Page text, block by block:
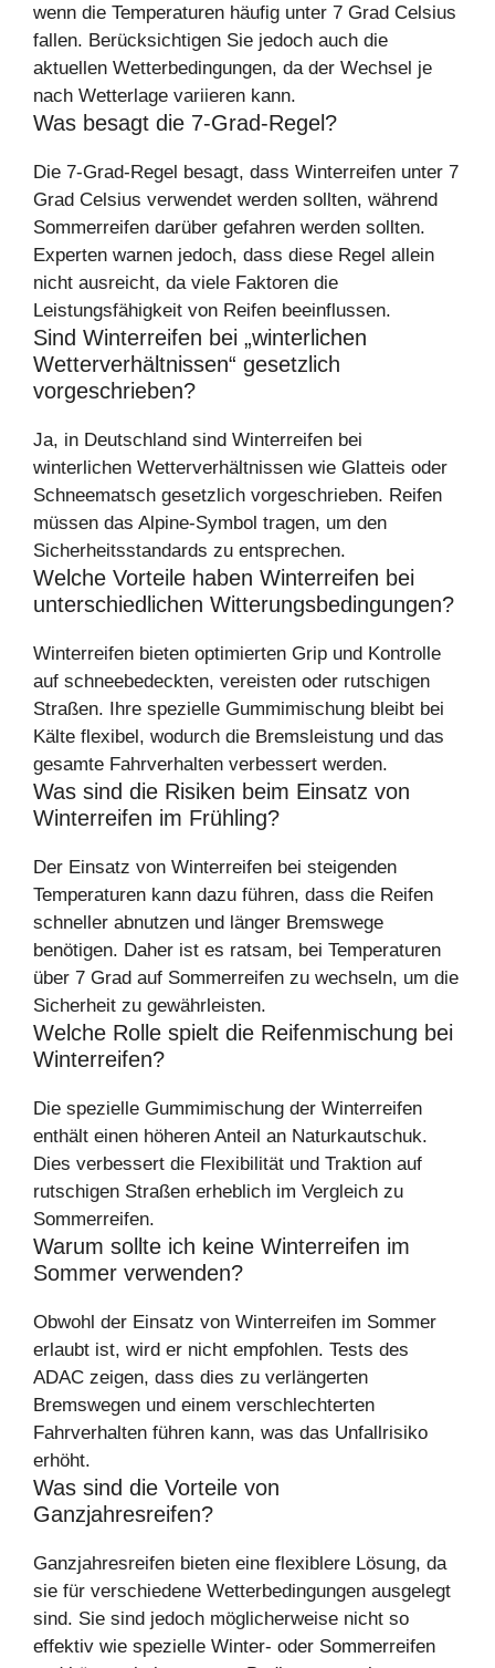
wenn die Temperaturen häufig unter 7 Grad Celsius
fallen. Berücksichtigen Sie jedoch auch die
aktuellen Wetterbedingungen, da der Wechsel je
nach Wetterlage variieren kann.
Was besagt die 7-Grad-Regel?
Die 7-Grad-Regel besagt, dass Winterreifen unter 7
Grad Celsius verwendet werden sollten, während
Sommerreifen darüber gefahren werden sollten.
Experten warnen jedoch, dass diese Regel allein
nicht ausreicht, da viele Faktoren die
Leistungsfähigkeit von Reifen beeinflussen.
Sind Winterreifen bei „winterlichen
Wetterverhältnissen“ gesetzlich
vorgeschrieben?
Ja, in Deutschland sind Winterreifen bei
winterlichen Wetterverhältnissen wie Glatteis oder
Schneematsch gesetzlich vorgeschrieben. Reifen
müssen das Alpine-Symbol tragen, um den
Sicherheitsstandards zu entsprechen.
Welche Vorteile haben Winterreifen bei
unterschiedlichen Witterungsbedingungen?
Winterreifen bieten optimierten Grip und Kontrolle
auf schneebedeckten, vereisten oder rutschigen
Straßen. Ihre spezielle Gummimischung bleibt bei
Kälte flexibel, wodurch die Bremsleistung und das
gesamte Fahrverhalten verbessert werden.
Was sind die Risiken beim Einsatz von
Winterreifen im Frühling?
Der Einsatz von Winterreifen bei steigenden
Temperaturen kann dazu führen, dass die Reifen
schneller abnutzen und länger Bremswege
benötigen. Daher ist es ratsam, bei Temperaturen
über 7 Grad auf Sommerreifen zu wechseln, um die
Sicherheit zu gewährleisten.
Welche Rolle spielt die Reifenmischung bei
Winterreifen?
Die spezielle Gummimischung der Winterreifen
enthält einen höheren Anteil an Naturkautschuk.
Dies verbessert die Flexibilität und Traktion auf
rutschigen Straßen erheblich im Vergleich zu
Sommerreifen.
Warum sollte ich keine Winterreifen im
Sommer verwenden?
Obwohl der Einsatz von Winterreifen im Sommer
erlaubt ist, wird er nicht empfohlen. Tests des
ADAC zeigen, dass dies zu verlängerten
Bremswegen und einem verschlechterten
Fahrverhalten führen kann, was das Unfallrisiko
erhöht.
Was sind die Vorteile von
Ganzjahresreifen?
Ganzjahresreifen bieten eine flexiblere Lösung, da
sie für verschiedene Wetterbedingungen ausgelegt
sind. Sie sind jedoch möglicherweise nicht so
effektiv wie spezielle Winter- oder Sommerreifen